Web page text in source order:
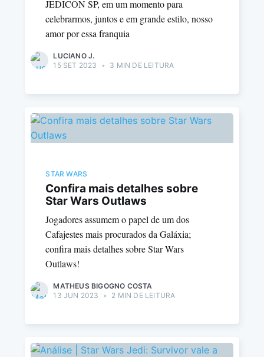
JEDICON SP, em um momento para
celebrarmos, juntos e em grande estilo, nosso
amor por essa franquia
LUCIANO J.
15 SET 2023
• 3 MIN DE LEITURA
STAR WARS
Confira mais detalhes sobre
Star Wars Outlaws
Jogadores assumem o papel de um dos
Cafajestes mais procurados da Galáxia;
confira mais detalhes sobre Star Wars
Outlaws!
MATHEUS BIGOGNO COSTA
13 JUN 2023
• 2 MIN DE LEITURA